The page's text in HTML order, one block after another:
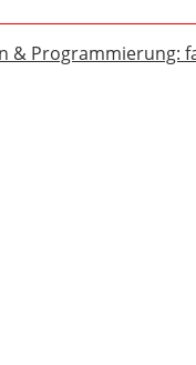
& Programmierung: